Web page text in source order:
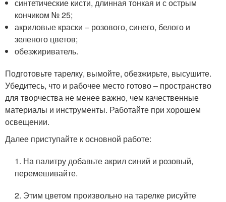
синтетические кисти, длинная тонкая и с острым
кончиком № 25;
акриловые краски – розового, синего, белого и
зеленого цветов;
обезжириватель.
Подготовьте тарелку, вымойте, обезжирьте, высушите.
Убедитесь, что и рабочее место готово – пространство
для творчества не менее важно, чем качественные
материалы и инструменты. Работайте при хорошем
освещении.
Далее приступайте к основной работе:
1. На палитру добавьте акрил синий и розовый,
перемешивайте.
2. Этим цветом произвольно на тарелке рисуйте